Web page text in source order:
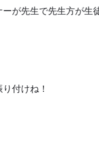
が先生で先生方が生
付けね！